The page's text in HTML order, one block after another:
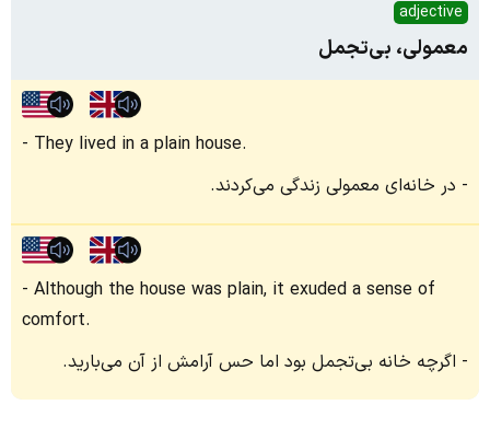
adjective
معمولی، بی‌تجمل
They lived in a plain house.
در خانه‌ای معمولی زندگی می‌کردند.
Although the house was plain, it exuded a sense of
comfort.
اگرچه خانه بی‌تجمل بود اما حس آرامش از آن می‌بارید.